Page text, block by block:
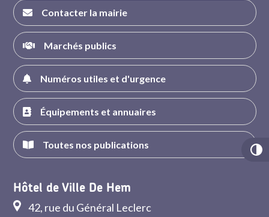
Contacter la mairie
Marchés publics
Numéros utiles et d'urgence
Équipements et annuaires
Toutes nos publications
Hôtel de Ville De Hem
42, rue du Général Leclerc